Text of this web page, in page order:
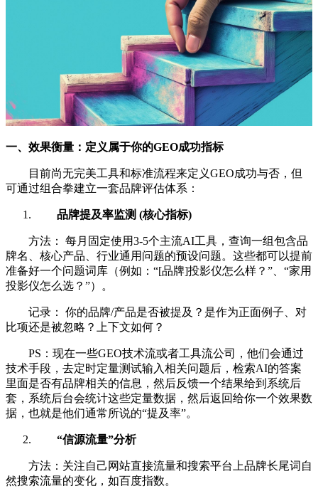
一、效果衡量：定义属于你的GEO成功指标
目前尚无完美工具和标准流程来定义GEO成功与否，但
可通过组合拳建立一套品牌评估体系：
品牌提及率监测 (核心指标)
方法： 每月固定使用3-5个主流AI工具，查询一组包含品
牌名、核心产品、行业通用问题的预设问题。这些都可以提前
准备好一个问题词库（例如：“[品牌]投影仪怎么样？”、“家用
投影仪怎么选？”）。
记录： 你的品牌/产品是否被提及？是作为正面例子、对
比项还是被忽略？上下文如何？
PS：现在一些GEO技术流或者工具流公司，他们会通过
技术手段，去定时定量测试输入相关问题后，检索AI的答案
里面是否有品牌相关的信息，然后反馈一个结果给到系统后
套，系统后台会统计这些定量数据，然后返回给你一个效果数
据，也就是他们通常所说的“提及率”。
“信源流量”分析
方法：关注自己网站直接流量和搜索平台上品牌长尾词自
然搜索流量的变化，如百度指数。